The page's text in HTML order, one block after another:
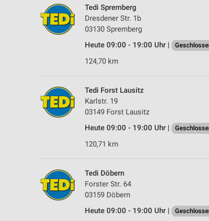
Tedi Spremberg
Dresdener Str. 1b
03130 Spremberg
Heute 09:00 - 19:00 Uhr |
124,70 km
Tedi Forst Lausitz
Karlstr. 19
03149 Forst Lausitz
Heute 09:00 - 19:00 Uhr |
120,71 km
Tedi Döbern
Forster Str. 64
03159 Döbern
Heute 09:00 - 19:00 Uhr |